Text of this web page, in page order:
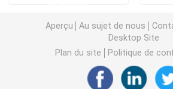
Feuillard d'acier inoxydable
Bande d'acier inoxydable
Aperçu Au sujet de nous
Desktop Site
Plan du site
Politique de